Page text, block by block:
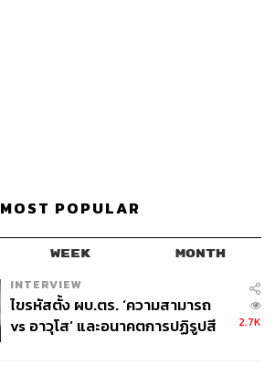
MOST POPULAR
WEEK MONTH
INTERVIEW
ไขรหัสตั้ง ผบ.ตร. ‘ความสามารถ
vs อาวุโส’ และอนาคตการปฏิรูปสี
2.7K